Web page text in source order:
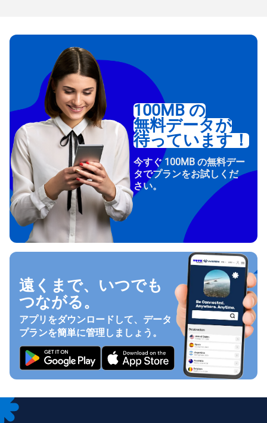
100MB の
無料データが
待っています！
今すぐ 100MB の無料デー
タでプランをお試しくだ
さい。
遠くまで、いつでも
つながる。
アプリをダウンロードして、データ
プランを簡単に管理しましょう。